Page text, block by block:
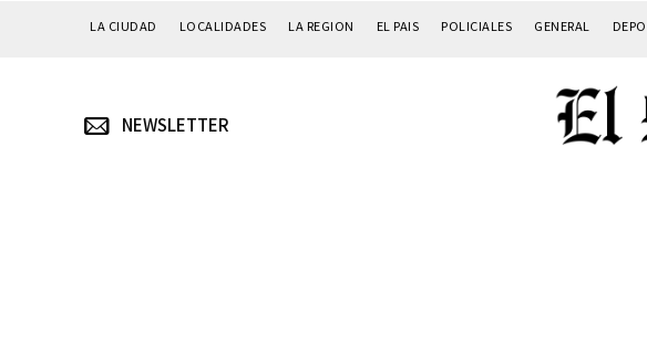
LA CIUDAD LOCALIDADES LA REGION EL PAIS POLICIALES GENERAL
NEWSLETTER